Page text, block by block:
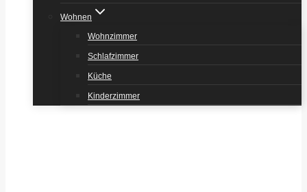
Wohnen
Wohnzimmer
Schlafzimmer
Küche
Kinderzimmer